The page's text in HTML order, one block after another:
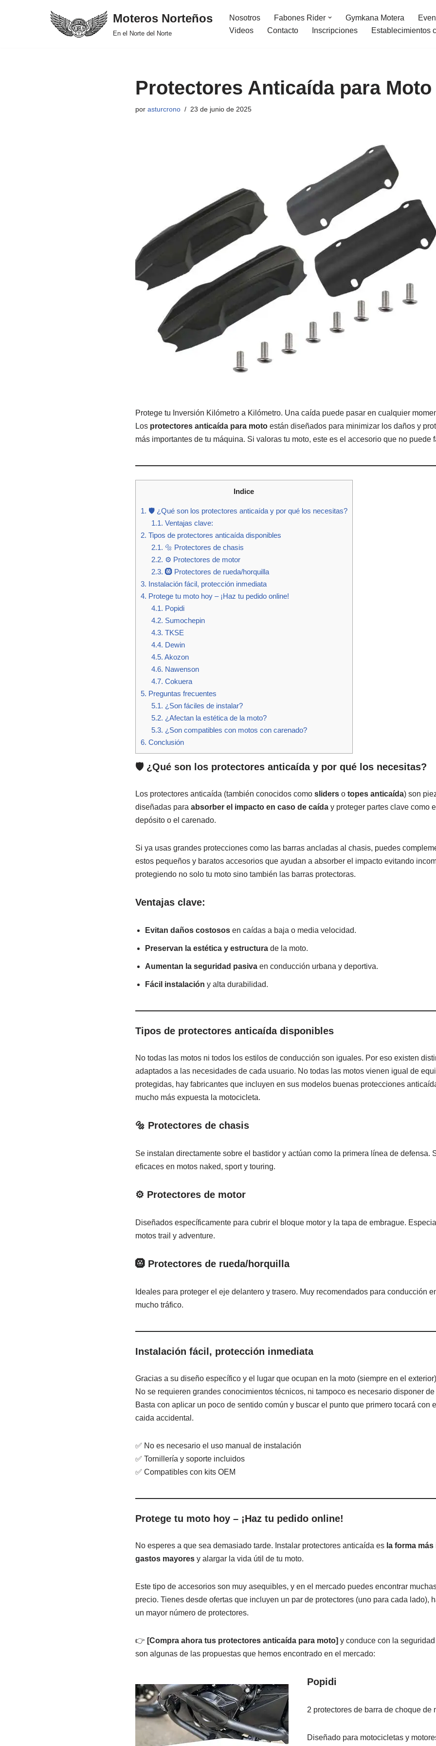
Moteros Norteños
En el Norte del Norte
Nosotros Fabones Rider Gymkana Motera
Videos
Contacto Inscripciones Establecimientos
Protectores Anticaída para Moto
por asturcrono 23 de junio de 2025
Protege tu Inversión Kilómetro a Kilómetro. Una caída puede pasar en cualquier
Los protectores anticaída para motoestán diseñados para minimizar los daños y
más importantes de tu máquina. Si valoras tu moto, este es el accesorio que no puede
Indice
1. 🛡️ ¿Qué son los protectores anticaída y por qué los necesitas?
1.1. Ventajas clave:
2. Tipos de protectores anticaída disponibles
2.1. 🔩 Protectores de chasis
2.2. ⚙️ Protectores de motor
2.3. 🛞 Protectores de rueda/horquilla
3. Instalación fácil, protección inmediata
4. Protege tu moto hoy – ¡Haz tu pedido online!
4.1. Popidi
4.2. Sumochepin
4.3. TKSE
4.4. Dewin
4.5. Akozon
4.6. Nawenson
4.7. Cokuera
5. Preguntas frecuentes
5.1. ¿Son fáciles de instalar?
5.2. ¿Afectan la estética de la moto?
5.3. ¿Son compatibles con motos con carenado?
6. Conclusión
🛡️ ¿Qué son los protectores anticaída y por qué los necesitas?
Los protectores anticaída (también conocidos como sliderso topes anticaída) son
diseñadas para absorber el impacto en caso de caíday proteger partes clave como
depósito o el carenado.
Si ya usas grandes protecciones como las barras ancladas al chasis, puedes
estos pequeños y baratos accesorios que ayudan a absorber el impacto evitando
protegiendo no solo tu moto sino también las barras protectoras.
Ventajas clave:
Evitan daños costososen caídas a baja o media velocidad.
Preservan la estética y estructurade la moto.
Aumentan la seguridad pasivaen conducción urbana y deportiva.
Fácil instalación y alta durabilidad.
Tipos de protectores anticaída disponibles
No todas las motos ni todos los estilos de conducción son iguales. Por eso existen
adaptados a las necesidades de cada usuario. No todas las motos vienen igual de
protegidas, hay fabricantes que incluyen en sus modelos buenas protecciones
mucho más expuesta la motocicleta.
🔩 Protectores de chasis
Se instalan directamente sobre el bastidor y actúan como la primera línea de defensa.
eficaces en motos naked, sport y touring.
⚙️ Protectores de motor
Diseñados específicamente para cubrir el bloque motor y la tapa de embrague.
motos trail y adventure.
🛞 Protectores de rueda/horquilla
Ideales para proteger el eje delantero y trasero. Muy recomendados para conducción
mucho tráfico.
Instalación fácil, protección inmediata
Gracias a su diseño específico y el lugar que ocupan en la moto (siempre en el
No se requieren grandes conocimientos técnicos, ni tampoco es necesario disponer
Basta con aplicar un poco de sentido común y buscar el punto que primero tocará con
caida accidental.
✅ No es necesario el uso manual de instalación
✅ Tornillería y soporte incluidos
✅ Compatibles con kits OEM
Protege tu moto hoy – ¡Haz tu pedido online!
No esperes a que sea demasiado tarde. Instalar protectores anticaída es la forma
gastos mayoresy alargar la vida útil de tu moto.
Este tipo de accesorios son muy asequibles, y en el mercado puedes encontrar
precio. Tienes desde ofertas que incluyen un par de protectores (uno para cada lado),
un mayor número de protectores.
👉 [Compra ahora tus protectores anticaída para moto] y conduce con la
son algunas de las propuestas que hemos encontrado en el mercado:
Popidi
2 protectores de barra de choque de
Diseñado para motocicletas y